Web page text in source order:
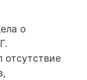
о
отсутствие